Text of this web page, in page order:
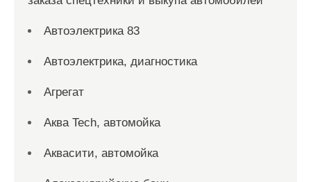
Автоэлектрика 83
Автоэлектрика, диагностика
Агрегат
Аква Tech, автомойка
Аквасити, автомойка